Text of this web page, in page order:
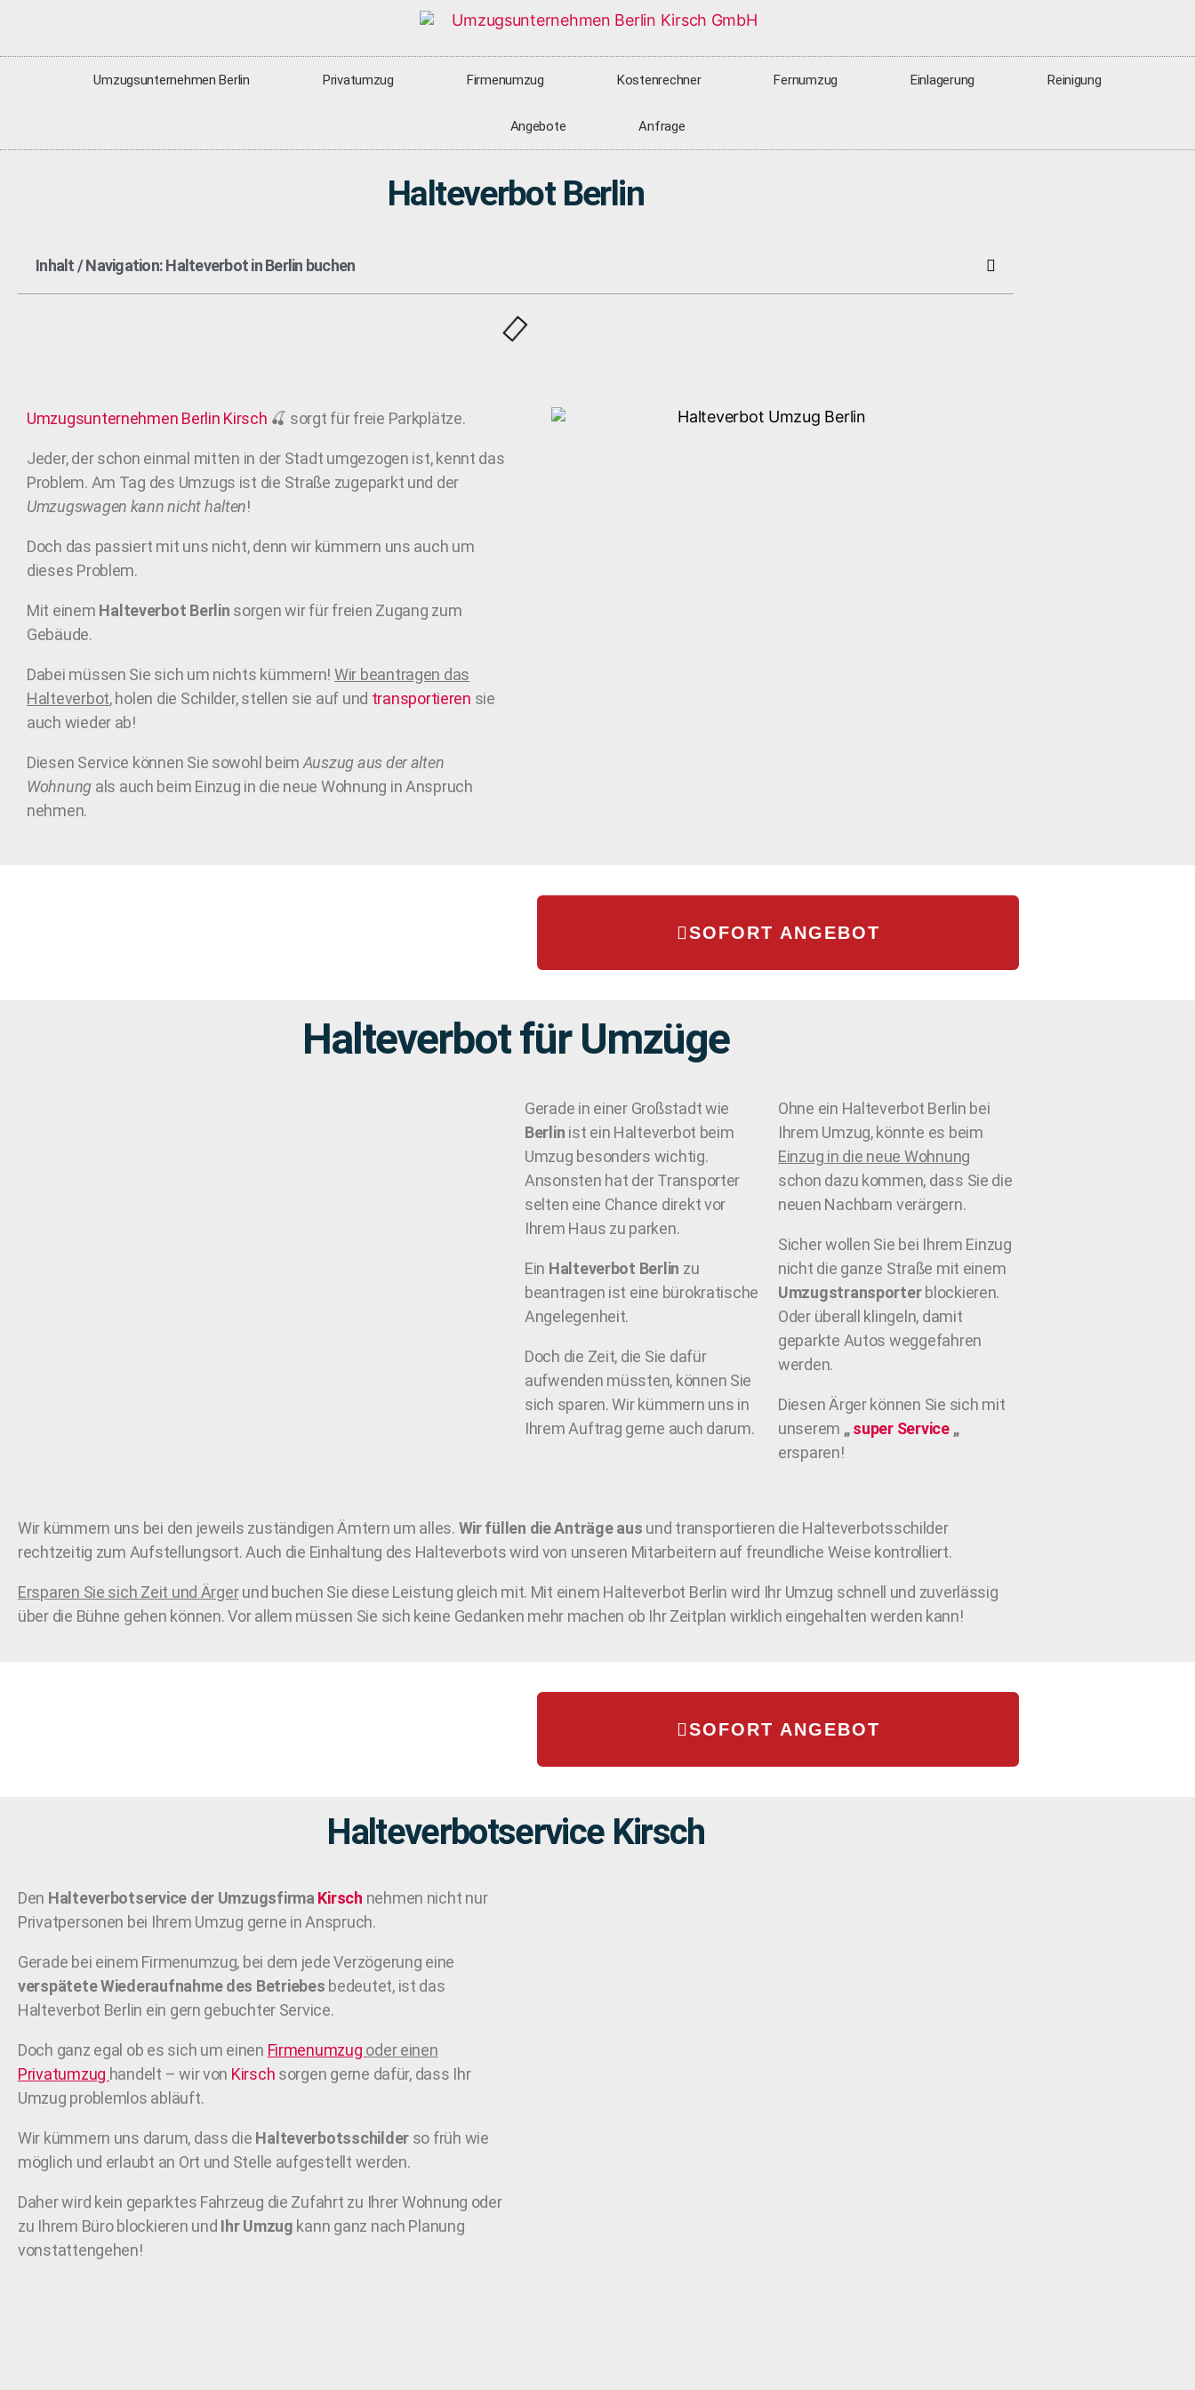
Umzugsunternehmen Berlin Privatumzug Firmenumzug Kostenrechner Fernumzug Einlagerung Reinigung
Angebote Anfrage
Halteverbot Berlin
Inhalt / Navigation: Halteverbot in Berlin buchen
Umzugsunternehmen Berlin Kirsch 🍒 sorgt für freie Parkplätze.
Jeder, der schon einmal mitten in der Stadt umgezogen ist, kennt das
Problem. Am Tag des Umzugs ist die Straße zugeparkt und der
Umzugswagen kann nicht halten!
Doch das passiert mit uns nicht, denn wir kümmern uns auch um
dieses Problem.
Mit einem Halteverbot Berlin sorgen wir für freien Zugang zum
Gebäude.
Dabei müssen Sie sich um nichts kümmern! Wir beantragen das
Halteverbot, holen die Schilder, stellen sie auf und transportieren sie
auch wieder ab!
Diesen Service können Sie sowohl beim Auszug aus der alten
Wohnung als auch beim Einzug in die neue Wohnung in Anspruch
nehmen.
SOFORT ANGEBOT
Halteverbot für Umzüge
Gerade in einer Großstadt wie
Berlin ist ein Halteverbot beim
Umzug besonders wichtig.
Ansonsten hat der Transporter
selten eine Chance direkt vor
Ihrem Haus zu parken.
Ein Halteverbot Berlin zu
beantragen ist eine bürokratische
Angelegenheit.
Doch die Zeit, die Sie dafür
aufwenden müssten, können Sie
sich sparen. Wir kümmern uns in
Ihrem Auftrag gerne auch darum.
Ohne ein Halteverbot Berlin bei
Ihrem Umzug, könnte es beim
Einzug in die neue Wohnung
schon dazu kommen, dass Sie die
neuen Nachbarn verärgern.
Sicher wollen Sie bei Ihrem Einzug
nicht die ganze Straße mit einem
Umzugstransporterblockieren.
Oder überall klingeln, damit
geparkte Autos weggefahren
werden.
Diesen Ärger können Sie sich mit
unserem „super Service „
ersparen!
Wir kümmern uns bei den jeweils zuständigen Ämtern um alles. Wir füllen die Anträge aus und transportieren die Halteverbotsschilder
rechtzeitig zum Aufstellungsort. Auch die Einhaltung des Halteverbots wird von unseren Mitarbeitern auf freundliche Weise kontrolliert.
Ersparen Sie sich Zeit und Ärgerund buchen Sie diese Leistung gleich mit. Mit einem Halteverbot Berlin wird Ihr Umzug schnell und zuverlässig
über die Bühne gehen können. Vor allem müssen Sie sich keine Gedanken mehr machen ob Ihr Zeitplan wirklich eingehalten werden kann!
SOFORT ANGEBOT
Halteverbotservice Kirsch
Den Halteverbotservice der Umzugsfirma Kirsch nehmen nicht nur
Privatpersonen bei Ihrem Umzug gerne in Anspruch.
Gerade bei einem Firmenumzug, bei dem jede Verzögerung eine
verspätete Wiederaufnahme des Betriebes bedeutet, ist das
Halteverbot Berlin ein gern gebuchter Service.
Doch ganz egal ob es sich um einen Firmenumzug oder einen
Privatumzug handelt – wir von Kirsch sorgen gerne dafür, dass Ihr
Umzug problemlos abläuft.
Wir kümmern uns darum, dass die Halteverbotsschilderso früh wie
möglich und erlaubt an Ort und Stelle aufgestellt werden.
Daher wird kein geparktes Fahrzeug die Zufahrt zu Ihrer Wohnung oder
zu Ihrem Büro blockieren und Ihr Umzug kann ganz nach Planung
vonstattengehen!